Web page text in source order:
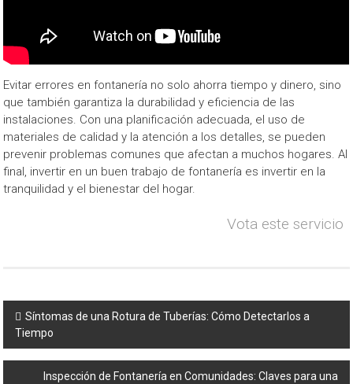
Evitar errores en fontanería no solo ahorra tiempo y dinero, sino
que también garantiza la durabilidad y eficiencia de las
instalaciones. Con una planificación adecuada, el uso de
materiales de calidad y la atención a los detalles, se pueden
prevenir problemas comunes que afectan a muchos hogares. Al
final, invertir en un buen trabajo de fontanería es invertir en la
tranquilidad y el bienestar del hogar.
Vota este servicio
Navegación
de
entradas
Síntomas de una Rotura de Tuberías: Cómo Detectarlos a
Tiempo
Inspección de Fontanería en Comunidades: Claves para una